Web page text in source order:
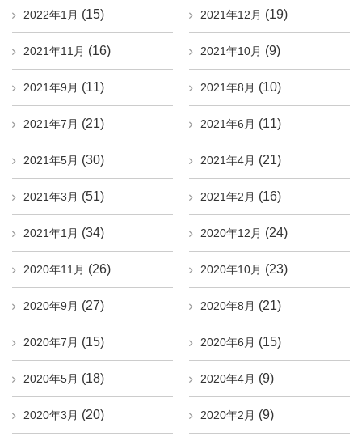
2022年1月 (15) 2021年12月 (19)
2021年11月 (16) 2021年10月 (9)
2021年9月 (11) 2021年8月 (10)
2021年7月 (21) 2021年6月 (11)
2021年5月 (30) 2021年4月 (21)
2021年3月 (51) 2021年2月 (16)
2021年1月 (34) 2020年12月 (24)
2020年11月 (26) 2020年10月 (23)
2020年9月 (27) 2020年8月 (21)
2020年7月 (15) 2020年6月 (15)
2020年5月 (18) 2020年4月 (9)
2020年3月 (20) 2020年2月 (9)